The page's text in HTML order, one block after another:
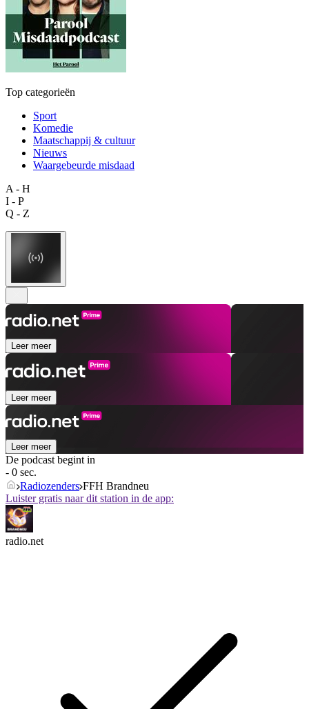
Top categorieën
Sport
Komedie
Maatschappij & cultuur
Nieuws
Waargebeurde misdaad
A - H
I - P
Q - Z
Leer meer
Leer meer
Leer meer
De podcast begint in
- 0 sec.
Radiozenders FFH Brandneu
Luister gratis naar dit station in de app:
radio.net